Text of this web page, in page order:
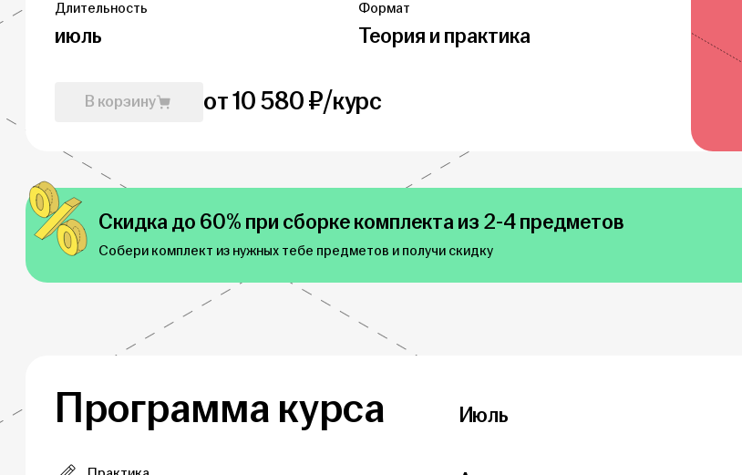
Длительность
июль
Формат
Теория и практика
В корзину от 10 580 ₽/курс
Скидка до 60% при сборке комплекта из 2-4 предметов
Собери комплект из нужных тебе предметов и получи скидку
Программа курса Июль